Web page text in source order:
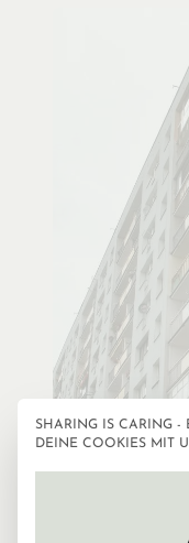
SHARING IS CARING -
DEINE COOKIES MIT